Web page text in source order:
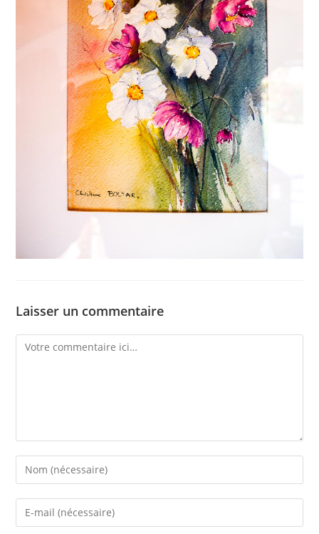
Laisser un commentaire
Comment
Enter
your
name
Enter
your